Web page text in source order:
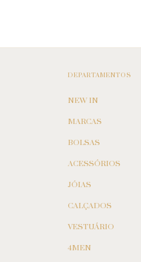
DEPARTAMENTOS
NEW IN
MARCAS
BOLSAS
ACESSÓRIOS
JÓIAS
CALÇADOS
VESTUÁRIO
4MEN